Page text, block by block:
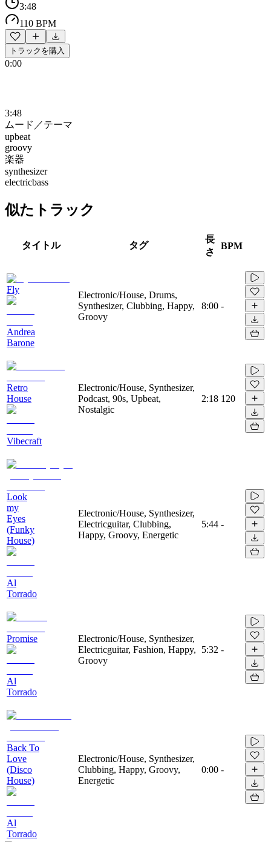
3:48
110 BPM
トラックを購入
0:00
3:48
ムード／テーマ
upbeat
groovy
楽器
synthesizer
electricbass
似たトラック
タイトル タグ
長
さ
BPM
Fly
Andrea
Barone
Electronic/House, Drums,
Synthesizer, Clubbing, Happy,
Groovy
8:00 -
Retro
House
Vibecraft
Electronic/House, Synthesizer,
Podcast, 90s, Upbeat,
Nostalgic
2:18 120
Look
my
Eyes
(Funky
House)
Al
Torrado
Electronic/House, Synthesizer,
Electricguitar, Clubbing,
Happy, Groovy, Energetic
5:44 -
Promise
Al
Torrado
Electronic/House, Synthesizer,
Electricguitar, Fashion, Happy,
Groovy
5:32 -
Back To
Love
(Disco
House)
Al
Torrado
Electronic/House, Synthesizer,
Clubbing, Happy, Groovy,
Energetic
0:00 -